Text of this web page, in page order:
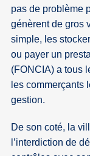
pas de problème
génèrent de gros
simple, les
ou payer un
(FONCIA) a tous
les commerçants
gestion.
De son coté, la
l’interdiction de